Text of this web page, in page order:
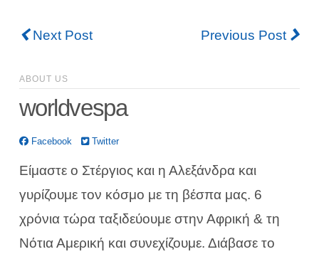
Next Post Previous Post
ABOUT US
worldvespa
Facebook Twitter
Είμαστε ο Στέργιος και η Αλεξάνδρα και
γυρίζουμε τον κόσμο με τη βέσπα μας. 6
χρόνια τώρα ταξιδεύουμε στην Αφρική & τη
Νότια Αμερική και συνεχίζουμε. Διάβασε το